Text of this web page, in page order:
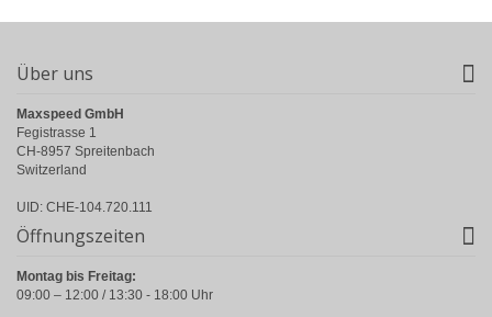
Über uns
Maxspeed GmbH
Fegistrasse 1
CH-8957 Spreitenbach
Switzerland
UID: CHE-104.720.111
Öffnungszeiten
Montag bis Freitag:
09:00 – 12:00 / 13:30 - 18:00 Uhr